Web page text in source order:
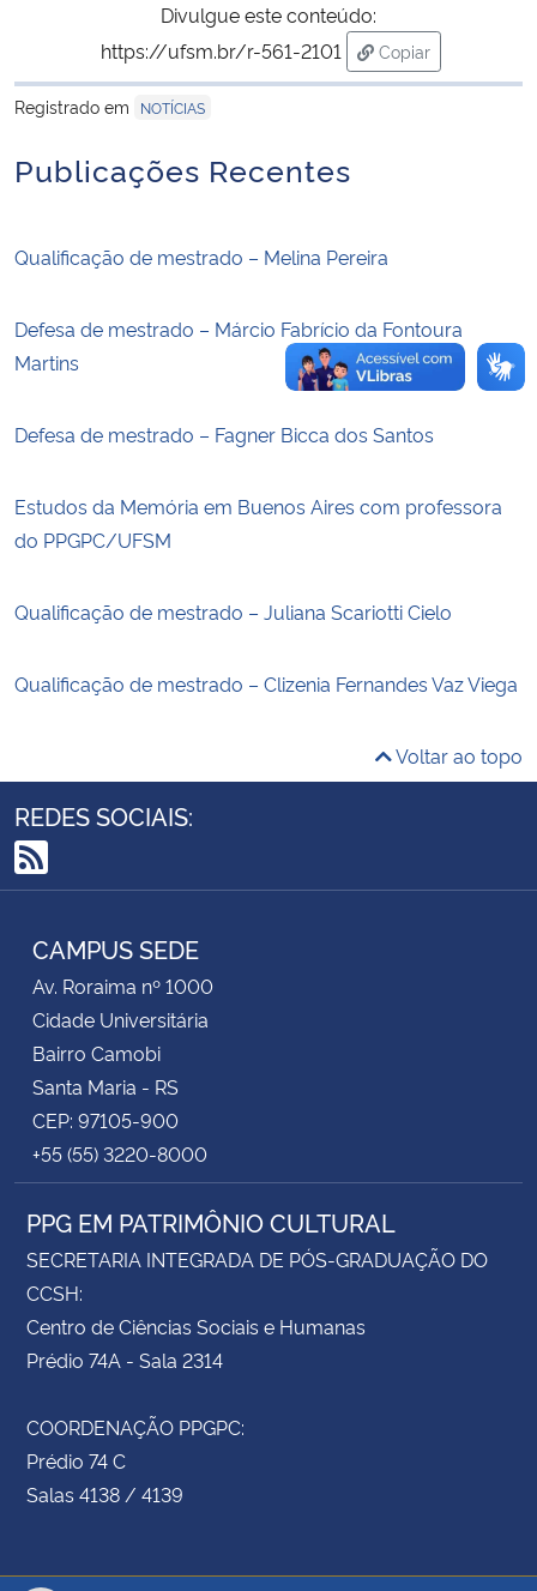
Secretaria de Governo
Gabinete de Segurança Institucional
Planalto
Divulgue este conteúdo:
https://ufsm.br/r-561-2101
Copiar
para área de
Registrado em
NOTÍCIAS
Publicações Recentes
Qualificação de mestrado – Melina Pereira
Defesa de mestrado – Márcio Fabrício da Fontoura
Martins
Defesa de mestrado – Fagner Bicca dos Santos
Estudos da Memória em Buenos Aires com professora
do PPGPC/UFSM
Qualificação de mestrado – Juliana Scariotti Cielo
Qualificação de mestrado – Clizenia Fernandes Vaz Viega
Voltar ao topo
REDES SOCIAIS:
RSS
CAMPUS SEDE
Av. Roraima nº 1000
Cidade Universitária
Bairro Camobi
Santa Maria - RS
CEP: 97105-900
+55 (55) 3220-8000
PPG EM PATRIMÔNIO CULTURAL
SECRETARIA INTEGRADA DE PÓS-GRADUAÇÃO DO
CCSH:
Centro de Ciências Sociais e Humanas
Prédio 74A - Sala 2314
COORDENAÇÃO PPGPC:
Prédio 74 C
Salas 4138 / 4139